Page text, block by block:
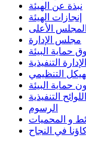
نبذة عن الهيئة
إنجازات الهيئة
المجلس الأعلى
مجلس الإدارة
حماية البيئة
الإدارة التنفيذية
التنظيمي
حماية البيئة
اللوائح التنفيذية
الرسوم
و المحميات
في النجاح